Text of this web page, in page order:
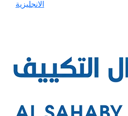
الانجليزية